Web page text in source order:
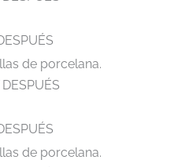
de porcelana.
de porcelana.